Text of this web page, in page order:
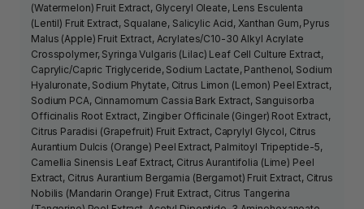
(Watermelon) Fruit Extract, Glyceryl Oleate, Lens Esculenta
(Lentil) Fruit Extract, Squalane, Salicylic Acid, Xanthan Gum, Pyrus
Malus (Apple) Fruit Extract, Acrylates/C10-30 Alkyl Acrylate
Crosspolymer, Syringa Vulgaris (Lilac) Leaf Cell Culture Extract,
Caprylic/Capric Triglyceride, Sodium Lactate, Panthenol, Sodium
Hyaluronate, Sodium Phytate, Citrus Limon (Lemon) Peel Extract,
Sodium PCA, Cinnamomum Cassia Bark Extract, Sanguisorba
Officinalis Root Extract, Zingiber Officinale (Ginger) Root Extract,
Citrus Paradisi (Grapefruit) Fruit Extract, Caprylyl Glycol, Citrus
Aurantium Dulcis (Orange) Peel Extract, Palmitoyl Tripeptide-5,
Camellia Sinensis Leaf Extract, Citrus Aurantifolia (Lime) Peel
Extract, Citrus Aurantium Bergamia (Bergamot) Fruit Extract, Citrus
Nobilis (Mandarin Orange) Fruit Extract, Citrus Tangerina